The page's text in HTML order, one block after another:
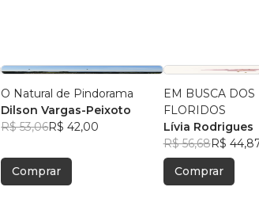
O Natural de Pindorama
Dilson Vargas-Peixoto
R$ 53,06R$ 42,00
Comprar
EM BUSCA DOS
FLORIDOS
Lívia Rodrigues
R$ 56,68R$
Comprar